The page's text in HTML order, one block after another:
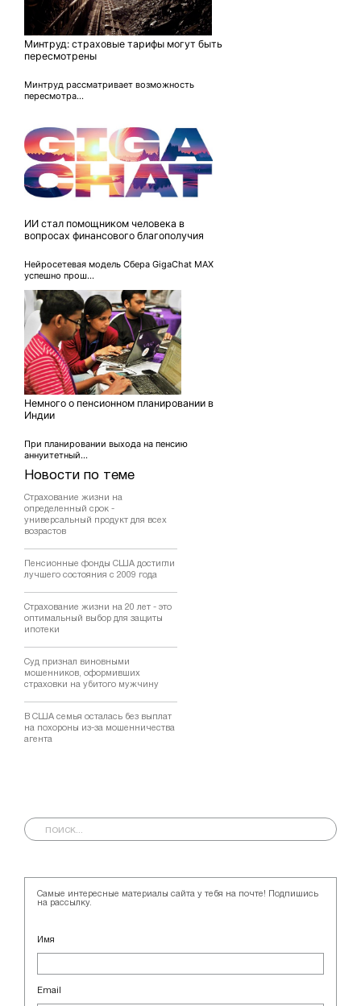
Новости по теме
Страхование жизни на
определенный срок -
универсальный продукт для всех
возрастов
Пенсионные фонды США достигли
лучшего состояния с 2009 года
Страхование жизни на 20 лет - это
оптимальный выбор для защиты
ипотеки
Суд признал виновными
мошенников, оформивших
страховки на убитого мужчину
В США семья осталась без выплат
на похороны из-за мошенничества
агента
Минтруд: страховые тарифы могут быть
пересмотрены
Минтруд рассматривает возможность
пересмотра...
ИИ стал помощником человека в
вопросах финансового благополучия
Нейросетевая модель Сбера GigaChat MAX
успешно прош...
Немного о пенсионном планировании в
Индии
При планировании выхода на пенсию
аннуитетный...
Самые интересные материалы сайта у тебя на почте! Подпишись
на рассылку.
Имя
Email